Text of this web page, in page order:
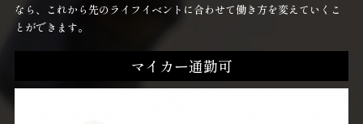
なら、これから先のライフイベントに合わせて働き方を変えていくこ
とができます。
マイカー通勤可